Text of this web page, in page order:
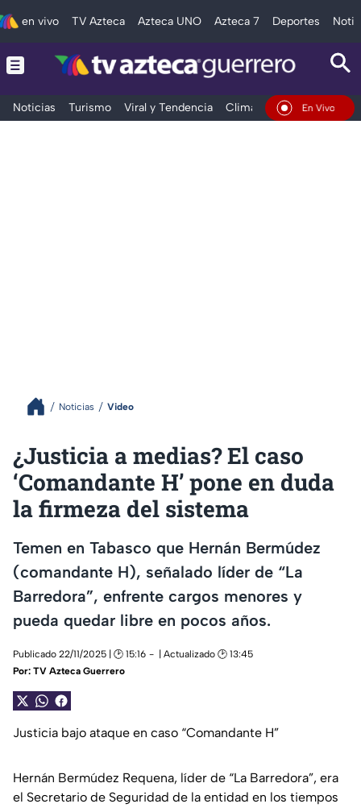
en vivo TV Azteca Azteca UNO Azteca 7 Deportes
Noticias Turismo Viral y Tendencia Clima Deportes
En Vivo
Noticias Video
¿Justicia a medias? El caso
‘Comandante H’ pone en duda
la firmeza del sistema
Temen en Tabasco que Hernán Bermúdez
(comandante H), señalado líder de “La
Barredora”, enfrente cargos menores y
pueda quedar libre en pocos años.
Publicado 22/11/2025 | 🕑 15:16
| Actualizado 🕑 13:45
Por: TV Azteca Guerrero
Justicia bajo ataque en caso “Comandante H”
Hernán Bermúdez Requena, líder de “La Barredora”, era
el Secretario de Seguridad de la entidad en los tiempos